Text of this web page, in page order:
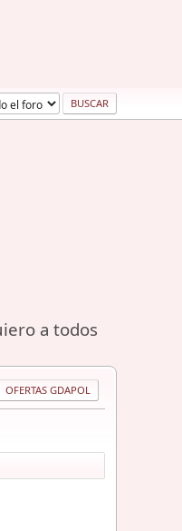
a todos
OFERTAS GDAPOL